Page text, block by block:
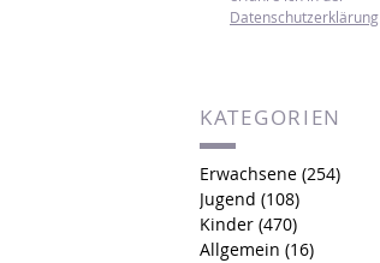
Datenschutzerklärung
KATEGORIEN
Erwachsene (254)
Jugend (108)
Kinder (470)
Allgemein (16)